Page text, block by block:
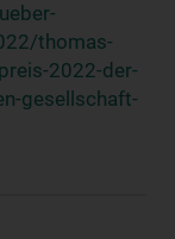
thomas-
2022-der-
gesellschaft-